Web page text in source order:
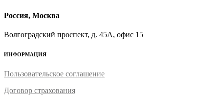
Россия, Москва
Волгоградский проспект, д. 45А, офис 15
ИНФОРМАЦИЯ
Пользовательское соглашение
Договор страхования